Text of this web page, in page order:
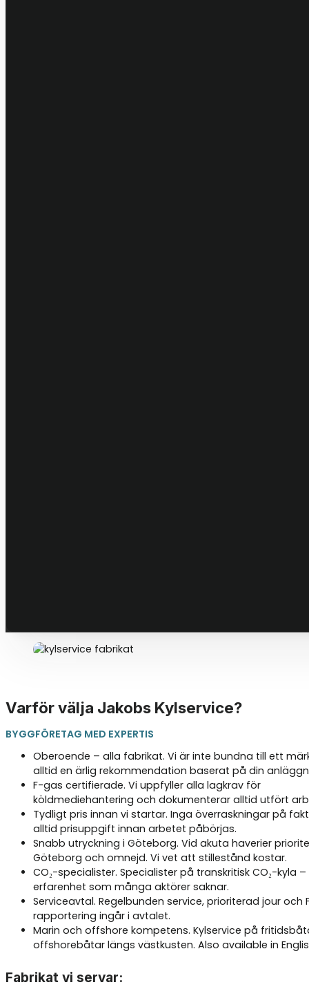
Varför välja Jakobs Kylservice?
BYGGFÖRETAG MED EXPERTIS
Oberoende – alla fabrikat. Vi är inte bundna till ett
alltid en ärlig rekommendation baserat på din
F-gas certifierade. Vi uppfyller alla lagkrav för
köldmediehantering och dokumenterar alltid utfört
Tydligt pris innan vi startar. Inga överraskningar på
alltid prisuppgift innan arbetet påbörjas.
Snabb utryckning i Göteborg. Vid akuta haverier
Göteborg och omnejd. Vi vet att stillestånd kostar.
CO₂-specialister. Specialister på transkritisk CO₂-kyla
erfarenhet som många aktörer saknar.
Serviceavtal. Regelbunden service, prioriterad jour och
rapportering ingår i avtalet.
Marin och offshore kompetens. Kylservice på
offshorebåtar längs västkusten. Also available in
Fabrikat vi servar: